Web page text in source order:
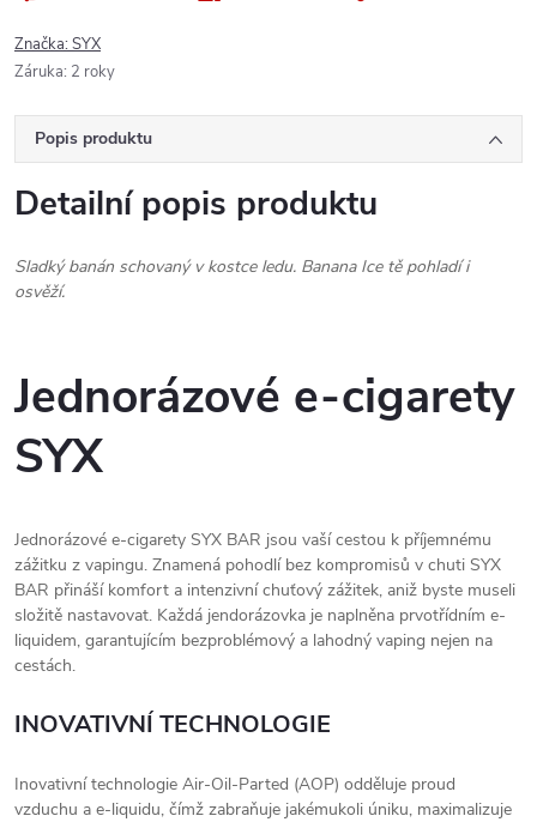
Značka:SYX
Záruka: 2 roky
Popis produktu
Detailní popis produktu
Sladký banán schovaný v kostce ledu. Banana Ice tě pohladí i
osvěží.
Jednorázové e-cigarety
SYX
Jednorázové e-cigarety SYX BAR jsou vaší cestou k příjemnému
zážitku z vapingu. Znamená pohodlí bez kompromisů v chuti SYX
BAR přináší komfort a intenzivní chuťový zážitek, aniž byste museli
složitě nastavovat. Každá jendorázovka je naplněna prvotřídním e-
liquidem, garantujícím bezproblémový a lahodný vaping nejen na
cestách.
INOVATIVNÍ TECHNOLOGIE
Inovativní technologie Air-Oil-Parted (AOP) odděluje proud
vzduchu a e-liquidu, čímž zabraňuje jakémukoli úniku, maximalizuje